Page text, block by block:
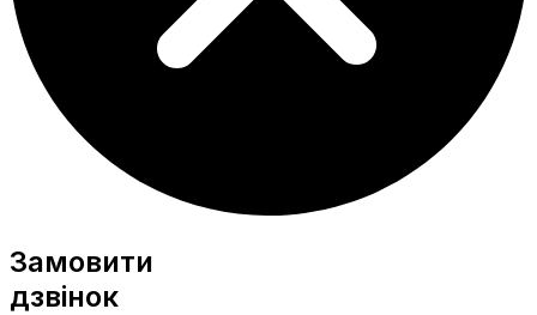
Замовити
дзвінок